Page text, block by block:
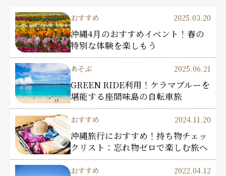
おすすめ 2025.03.20
沖縄4月のおすすめイベント！春の
特別な体験を楽しもう
あそぶ 2025.06.21
GREEN RIDE利用！ケラマブルーを
堪能する座間味島の自転車旅
おすすめ 2024.11.20
沖縄旅行におすすめ！持ち物チェッ
クリスト：忘れ物ゼロで楽しむ旅へ
おすすめ 2022.04.12